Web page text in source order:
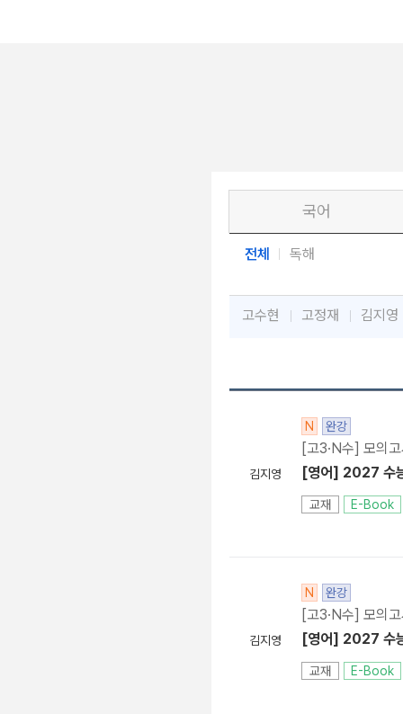
국어
전체 독해
고수현 고정재 김지영
김지영
N 완강
[고3·N수] 모의
[영어] 2027 수
교재 E-Book
김지영
N 완강
[고3·N수] 모의
[영어] 2027 수
교재 E-Book